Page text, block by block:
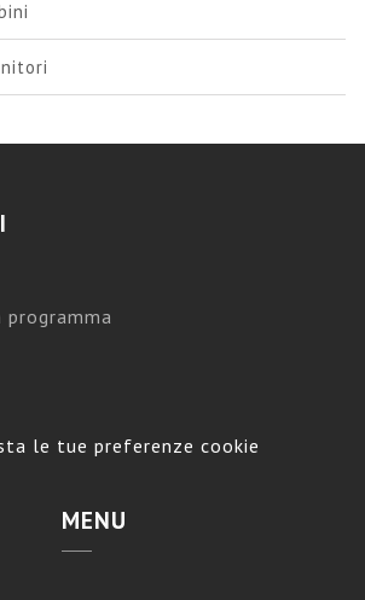
programma
le tue preferenze cookie
MENU